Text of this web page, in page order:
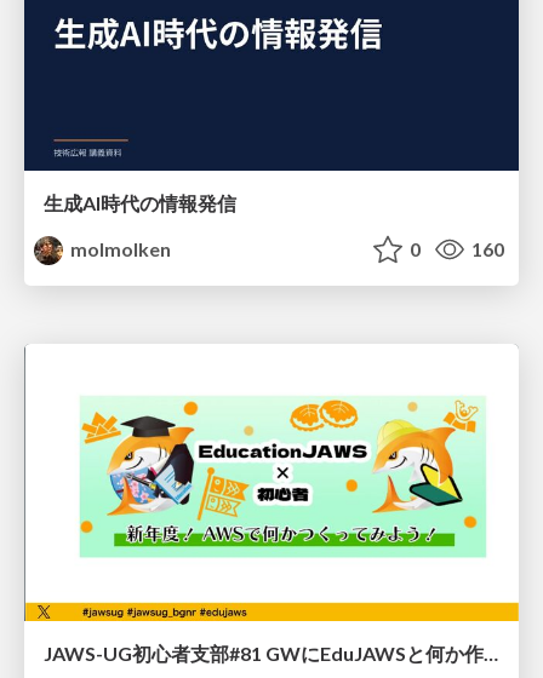
生成AI時代の情報発信
molmolken
0 160
JAWS-UG初心者支部#81 GWにEduJAWSと何か作ろうもくもく会！